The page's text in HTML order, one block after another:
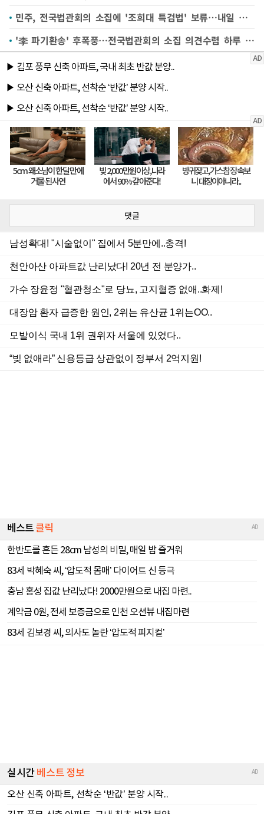
민주, 전국법관회의 소집에 '조희대 특검법' 보류…내일 법사위도 취소
'李 파기환송' 후폭풍…전국법관회의 소집 의견수렴 하루 연장(종합)
댓글